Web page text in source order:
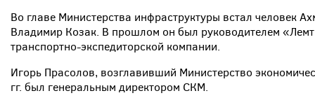
Во главе Министерства инфраструктуры встал человек
Владимир Козак. В прошлом он был руководителем
транспортно-экспедиторской компании.
Игорь Прасолов, возглавивший Министерство
гг. был генеральным директором СКМ.